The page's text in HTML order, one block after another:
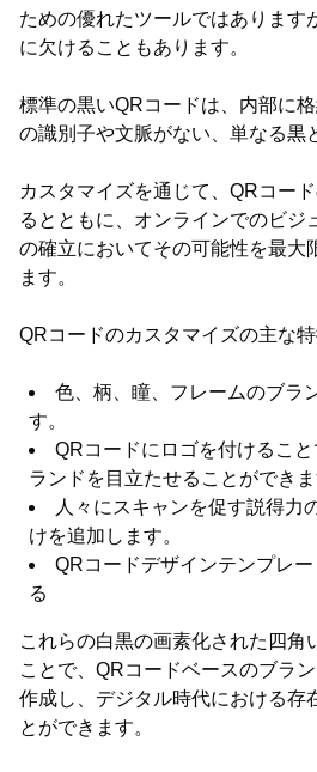
ための優れたツールではあります
に欠けることもあります。
標準の黒いQRコードは、内部に
の識別子や文脈がない、単なる黒
カスタマイズを通じて、QRコー
るとともに、オンラインでのビジ
の確立においてその可能性を最大
ます。
QRコードのカスタマイズの主な
色、柄、瞳、フレームのブラ
す。
QRコードにロゴを付けるこ
ランドを目立たせることができま
人々にスキャンを促す説得力
けを追加します。
QRコードデザインテンプレ
る
これらの白黒の画素化された四角
ことで、QRコードベースのブラ
作成し、デジタル時代における存
とができます。